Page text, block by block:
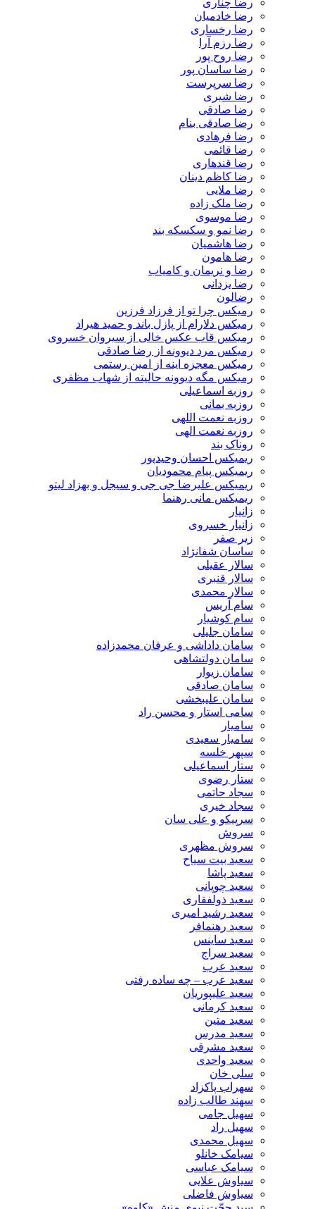
رضا چناری
رضا خادمیان
رضا رخساری
رضا رزم آرا
رضا روح پور
رضا ساسان پور
رضا سرپرست
رضا شیری
رضا صادقی
رضا صادقی بنام
رضا فرهادی
رضا قائمی
رضا قندهاری
رضا کاظم دینان
رضا ملایی
رضا ملک زاده
رضا موسوی
رضا نمو و سکسکه بند
رضا هاشمیان
رضا هامون
رضا و نریمان و کامیاب
رضا یزدانی
رضالون
رمیکس چرا تو از فرزاد فرزین
رمیکس دلارام از پازل باند و حمید هیراد
رمیکس قاب عکس خالی از سیروان خسروی
رمیکس مرد دیوونه از رضا صادقی
رمیکس معجزه اینه از امین رستمی
رمیکس مگه دیوونه حالیته از شهاب مظفری
روزبه اسماعیلی
روزبه بمانی
روزبه نعمت اللهی
روزبه نعمت الهی
روناک بند
ریمیکس احسان وحیدپور
ریمیکس پیام محمودیان
ریمیکس علیرضا جی جی و سیجل و بهزاد لیتو
ریمیکس مانی رهنما
زانیار
زانیار خسروی
زیر صفر
ساسان شفانژاد
سالار عقیلی
سالار قنبری
سالار محمدی
سام آریس
سام کوشیار
سامان جلیلی
سامان داداشی و عرفان محمدزاده
سامان دولتشاهی
سامان زیوار
سامان صادقی
سامان علیبخشی
سامی استار و محسن راد
سامیار
سامیار سعیدی
سپهر خلسه
ستار اسماعیلی
ستار رضوی
سجاد حاتمی
سجاد خیری
سرپیکو و علی سان
سروش
سروش مظهری
سعید بیت سیاح
سعید پاشا
سعید چوپانی
سعید ذولفقاری
سعید رشید امیری
سعید رهنمافر
سعید ساینس
سعید سراج
سعید عرب
سعید عرب – چه ساده رفتی
سعید علیپوریان
سعید کرمانی
سعید متین
سعید مدرس
سعید مشرقی
سعید واحدی
سلی خان
سهراب پاکزاد
سهند طالب زاده
سهیل جامی
سهیل راد
سهیل محمدی
سیامک خانلو
سیامک عباسی
سیاوش علایی
سیاوش فاضلی